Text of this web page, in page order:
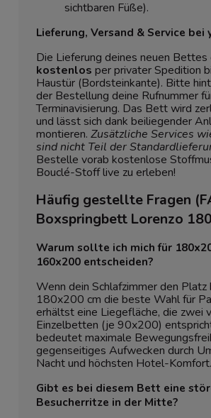
sichtbaren Füße).
Lieferung, Versand & Service bei
Die Lieferung deines neuen
kostenlos per privater Spedition
Haustür (Bordsteinkante). Bitte
der Bestellung deine Rufnummer
Terminavisierung. Das Bett wird
und lässt sich dank beiliegender
montieren. Zusätzliche Services
sind nicht Teil der
Bestelle vorab kostenlose
Bouclé-Stoff live zu erleben!
Häufig gestellte Fragen
Boxspringbett Lorenzo
Warum sollte ich mich für
160x200 entscheiden?
Wenn dein Schlafzimmer den
180x200 cm die beste Wahl für
erhältst eine Liegefläche, die zwei
Einzelbetten (je 90x200)
bedeutet maximale
gegenseitiges Aufwecken durch
Nacht und höchsten Hotel-Komfort.
Gibt es bei diesem Bett eine
Besucherritze in der Mitte?